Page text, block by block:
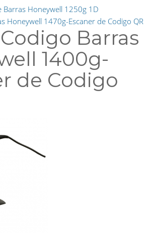
Barras Honeywell 1250g 1D
Honeywell 1470g-Escaner de Codigo QR
Barras
1400g-
de Codigo